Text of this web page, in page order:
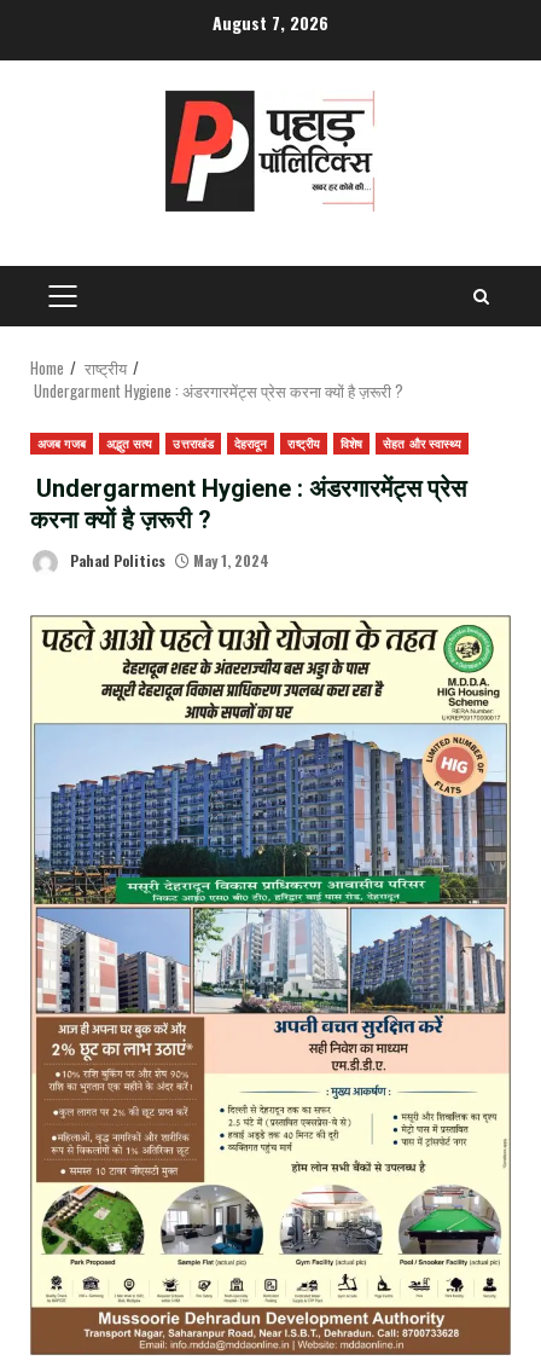
August 7, 2026
PRIMARY
MENU
Home
राष्ट्रीय
Undergarment Hygiene : अंडरगारमेंट्स प्रेस करना क्यों है ज़रूरी ?
अजब गजब अद्भुत सत्य उत्तराखंड देहरादून राष्ट्रीय विशेष सेहत और स्वास्थ्य
Undergarment Hygiene : अंडरगारमेंट्स प्रेस
करना क्यों है ज़रूरी ?
Pahad Politics May 1, 2024